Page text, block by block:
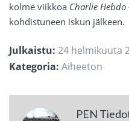
kolme viikkoa Charlie Hebdo
kohdistuneen iskun jälkeen.
Julkaistu: 24 helmikuuta
Kategoria: Aiheeton
PEN